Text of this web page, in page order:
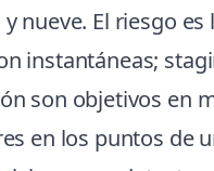
nueve. El riesgo es
instantáneas;
son objetivos en
en los puntos de